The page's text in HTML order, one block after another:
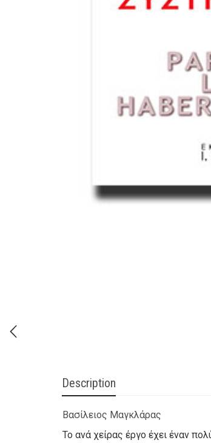
Description
Βασίλειος Μαγκλάρας
Το ανά χείρας έργο έχει έναν